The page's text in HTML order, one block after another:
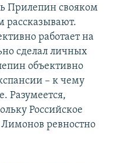
Прилепин свояком
рассказывают.
работает на
сделал личных
объективно
– к чему
Разумеется,
Российское
Лимонов ревностно